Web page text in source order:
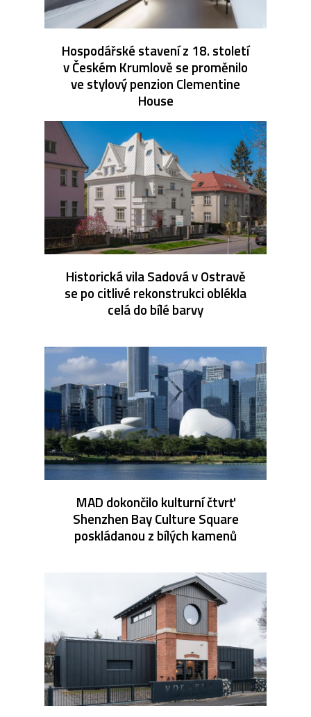
Hospodářské stavení z 18. století
v Českém Krumlově se proměnilo
ve stylový penzion Clementine
House
Historická vila Sadová v Ostravě
se po citlivé rekonstrukci oblékla
celá do bílé barvy
MAD dokončilo kulturní čtvrť
Shenzhen Bay Culture Square
poskládanou z bílých kamenů